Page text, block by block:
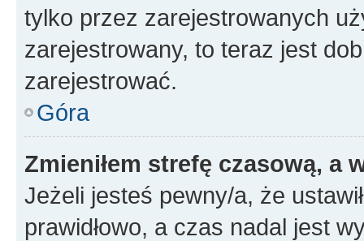
tylko przez zarejestrowanych
zarejestrowany, to teraz jest
zarejestrować.
Góra
Zmieniłem strefę czasową, a
Jeżeli jesteś pewny/a, że
prawidłowo, a czas nadal jest